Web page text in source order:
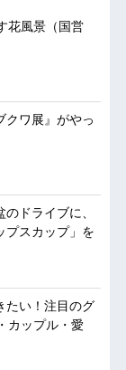
花風景（国営
クワ展』がやっ
ドライブに、
プスカップ」を
たい！注目のグ
カップル・愛